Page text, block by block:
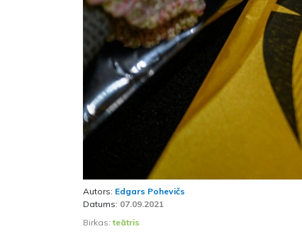
Autors: Edgars Pohevičs
Datums: 07.09.2021
Birkas:teātris